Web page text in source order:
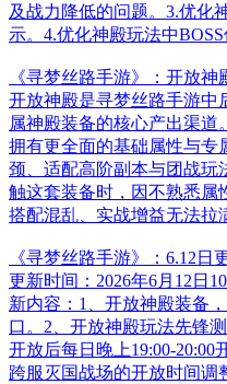
及战力降低的问题。3.优化
示。4.优化神殿玩法中
《寻梦丝路手游》：开放神
开放神殿是寻梦丝路手游中
属神殿装备的核心产出渠道
拥有更全面的基础属性与专
颈、适配高阶副本与团战玩
触这套装备时，因不熟悉属
搭配混乱、实战增益无法拉
《寻梦丝路手游》：6.12日
更新时间：2026年6月12日
新内容：1、开放神殿装备
口。2、开放神殿玩法先锋
开放后每日晚上19:00-20:00
跨服灭国战场的开放时间调